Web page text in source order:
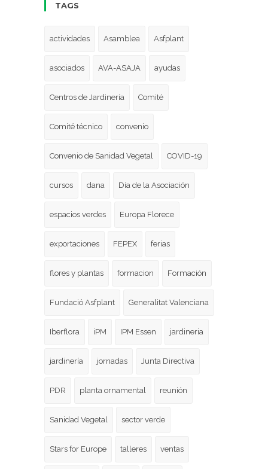
TAGS
actividades Asamblea Asfplant
asociados AVA-ASAJA ayudas
Centros de Jardinería Comité
Comité técnico convenio
Convenio de Sanidad Vegetal COVID-19
cursos dana Día de la Asociación
espacios verdes Europa Florece
exportaciones FEPEX ferias
flores y plantas formacion Formación
Fundació Asfplant Generalitat Valenciana
Iberflora iPM IPM Essen jardineria
jardinería jornadas Junta Directiva
PDR planta ornamental reunión
Sanidad Vegetal sector verde
Stars for Europe talleres ventas